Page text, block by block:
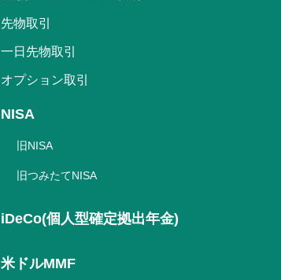
先物取引
一日先物取引
オプション取引
NISA
旧NISA
旧つみたてNISA
iDeCo(個人型確定拠出年金)
米ドルMMF